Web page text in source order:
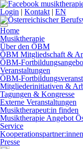
Login | Kontakt | EN
Home
Musiktherapie
Über den ÖBM
ÖBM Mitgliedschaft &
ÖBM-
Veranstaltungen
ÖBM-
Mitgliederinitiativen &
Tagungen & Kongresse
Externe Veranstaltungen
Musiktherapeut:in finden
Musiktherapie Angebot
Service
Kooperationspartner:innen
Presse